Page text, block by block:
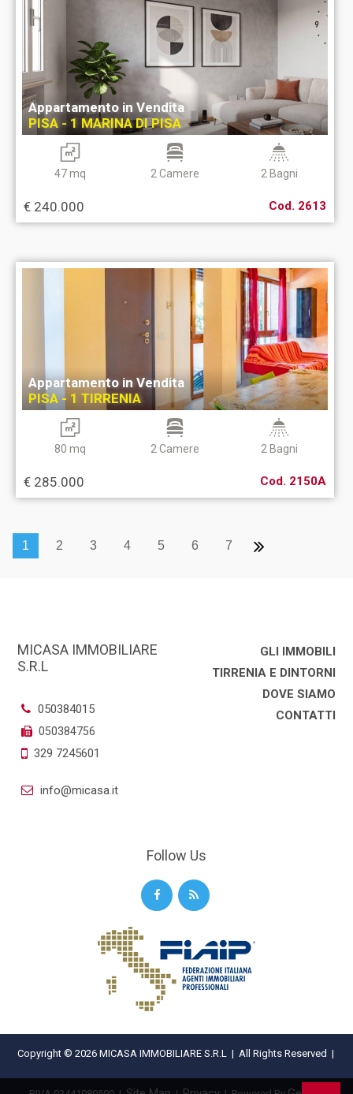
Appartamento in Vendita
PISA - 1 MARINA DI PISA
47 mq 2 Camere 2 Bagni
€ 240.000 Cod. 2613
Appartamento in Vendita
PISA - 1 TIRRENIA
80 mq 2 Camere 2 Bagni
€ 285.000 Cod. 2150A
1 2 3 4 5 6 7
MICASA IMMOBILIARE
S.R.L
050384015
050384756
329 7245601
info@micasa.it
GLI IMMOBILI
TIRRENIA E DINTORNI
DOVE SIAMO
CONTATTI
Follow Us
Copyright © 2026 MICASA IMMOBILIARE S.R.L | All Rights Reserved |